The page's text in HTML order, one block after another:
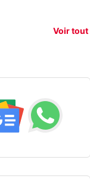
Voir tout